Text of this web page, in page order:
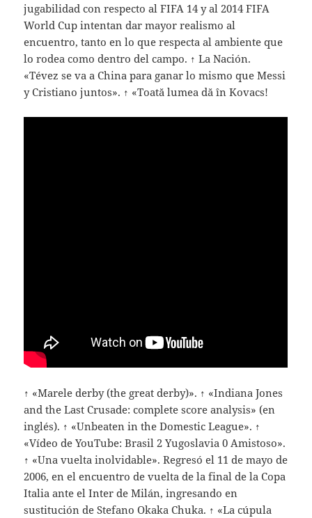
jugabilidad con respecto al FIFA 14 y al 2014 FIFA
World Cup intentan dar mayor realismo al
encuentro, tanto en lo que respecta al ambiente que
lo rodea como dentro del campo. ↑ La Nación.
«Tévez se va a China para ganar lo mismo que Messi
y Cristiano juntos». ↑ «Toată lumea dă în Kovacs!
↑ «Marele derby (the great derby)». ↑ «Indiana Jones
and the Last Crusade: complete score analysis» (en
inglés). ↑ «Unbeaten in the Domestic League». ↑
«Vídeo de YouTube: Brasil 2 Yugoslavia 0 Amistoso».
↑ «Una vuelta inolvidable». Regresó el 11 de mayo de
2006, en el encuentro de vuelta de la final de la Copa
Italia ante el Inter de Milán, ingresando en
sustitución de Stefano Okaka Chuka. ↑ «La cúpula